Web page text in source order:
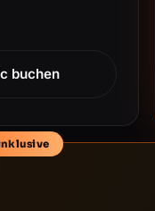
buchen